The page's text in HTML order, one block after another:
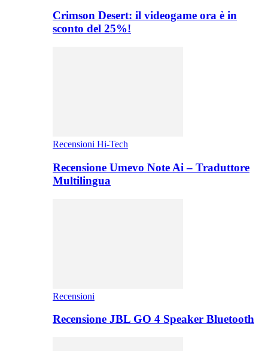
Crimson Desert: il videogame ora è in
sconto del 25%!
Recensioni Hi-Tech
Recensione Umevo Note Ai – Traduttore
Multilingua
Recensioni
Recensione JBL GO 4 Speaker Bluetooth